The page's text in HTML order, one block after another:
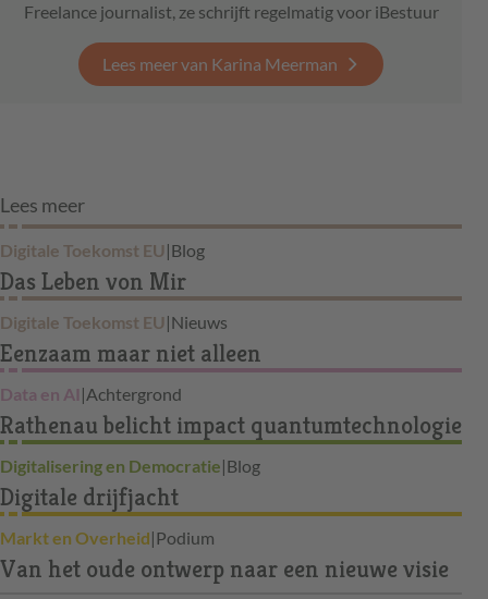
Freelance journalist, ze schrijft regelmatig voor iBestuur
Lees meer van Karina Meerman
Lees meer
Digitale Toekomst EU |Blog
Das Leben von Mir
Digitale Toekomst EU |Nieuws
Eenzaam maar niet alleen
Data en AI |Achtergrond
Rathenau belicht impact quantumtechnologie
Digitalisering en Democratie|Blog
Digitale drijfjacht
Markt en Overheid|Podium
Van het oude ontwerp naar een nieuwe visie